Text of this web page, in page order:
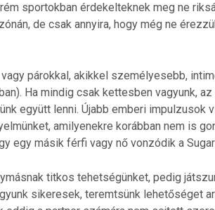
sportokban érdekelteknek meg ne
de csak annyira, hogy még ne
párokkal, akikkel személyesebb,
Ha mindig csak kettesben vagyunk, az
együtt lenni. Újabb emberi impulzusok
amilyenekre korábban nem is
egy másik férfi vagy nő vonzódik a
titkos tehetségünket, pedig
sikeresek, teremtsünk lehetőséget